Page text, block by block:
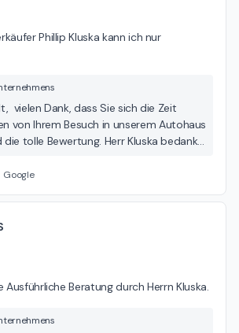
Phillip Kluska kann ich nur
vielen Dank, dass Sie sich die Zeit
von Ihrem Besuch in unserem Autohaus
tolle Bewertung. Herr Kluska bedankt
wünschen Ihnen allzeit gute Fahrt. Viele
Google
Ausführliche Beratung durch Herrn Kluska.